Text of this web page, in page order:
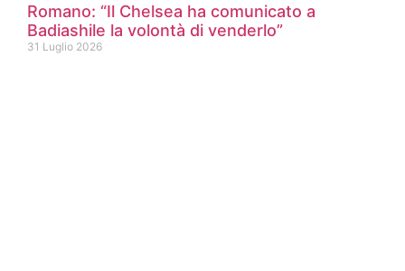
Romano: “Il Chelsea ha comunicato a
Badiashile la volontà di venderlo”
31 Luglio 2026